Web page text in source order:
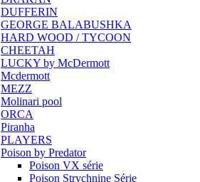
DUFFERIN
GEORGE BALABUSHKA
HARD WOOD / TYCOON
CHEETAH
LUCKY by McDermott
Mcdermott
MEZZ
Molinari pool
ORCA
Piranha
PLAYERS
Poison by Predator
Poison VX série
Poison Strychnine Série